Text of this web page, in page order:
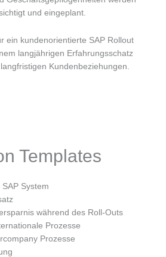
und eingeplant.
ein kundenorientierte SAP Rollout
langjährigen Erfahrungsschatz
Kundenbeziehungen.
Templates
System
während des Roll-Outs
Prozesse
Prozesse